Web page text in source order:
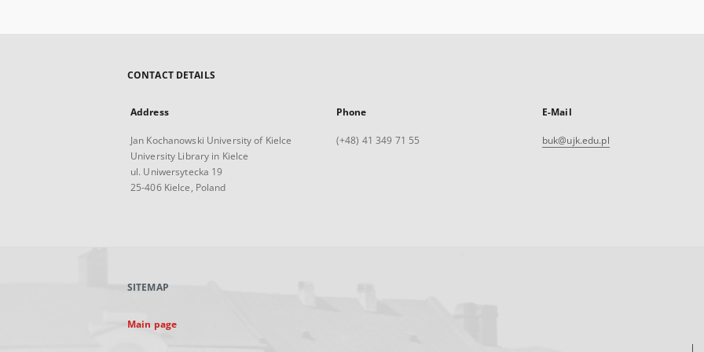
CONTACT DETAILS
Address
Jan Kochanowski University of Kielce
University Library in Kielce
ul. Uniwersytecka 19
25-406 Kielce, Poland
Phone
(+48) 41 349 71 55
E-Mail
buk@ujk.edu.pl
SITEMAP
Main page